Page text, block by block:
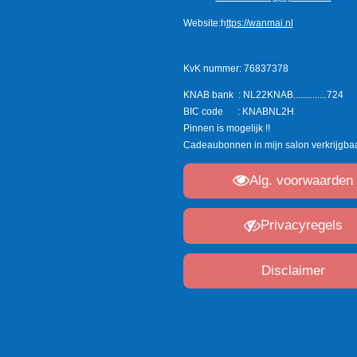
Website:https://wanmai.nl
KvK nummer: 76837378
KNAB bank : NL22KNAB..............724
BIC code : KNABNL2H
Pinnen is mogelijk !!
Cadeaubonnen in mijn salon
Alg. voorwaarden
Privacyregels
Disclaimer